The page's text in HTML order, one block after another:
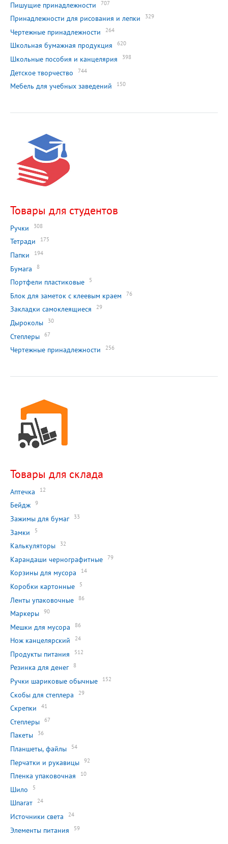
Пишущие принадлежности 707
Принадлежности для рисования и лепки 329
Чертежные принадлежности 264
Школьная бумажная продукция 620
Школьные пособия и канцелярия 398
Детское творчество 744
Мебель для учебных заведений 150
Товары для студентов
Ручки 308
Тетради 175
Папки 194
Бумага 8
Портфели пластиковые 5
Блок для заметок с клеевым краем 76
Закладки самоклеящиеся 29
Дыроколы 30
Степлеры 67
Чертежные принадлежности 256
Товары для склада
Аптечка 12
Бейдж 9
Зажимы для бумаг 33
Замки 5
Калькуляторы 32
Карандаши чернографитные 79
Корзины для мусора 14
Коробки картонные 5
Ленты упаковочные 86
Маркеры 90
Мешки для мусора 86
Нож канцелярский 24
Продукты питания 512
Резинка для денег 8
Ручки шариковые обычные 152
Скобы для степлера 29
Скрепки 41
Степлеры 67
Пакеты 36
Планшеты, файлы 54
Перчатки и рукавицы 92
Пленка упаковочная 10
Шило 5
Шпагат 24
Источники света 24
Элементы питания 59